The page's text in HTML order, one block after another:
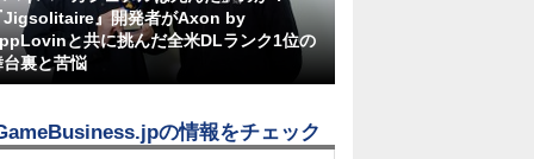
Jigsolitaire』開発者がAxon by
と共に挑んだ全米DLランク1位の
台裏と苦悩
の情報をチェック